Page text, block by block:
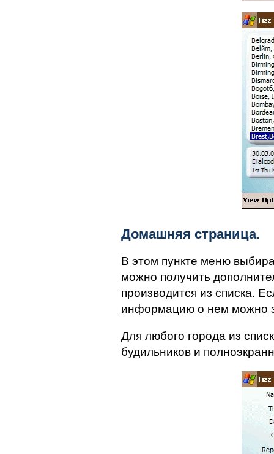
Домашняя страница.
В этом пункте меню
можно получить
производится из списка.
информацию о нем можно
Для любого города из
будильников и